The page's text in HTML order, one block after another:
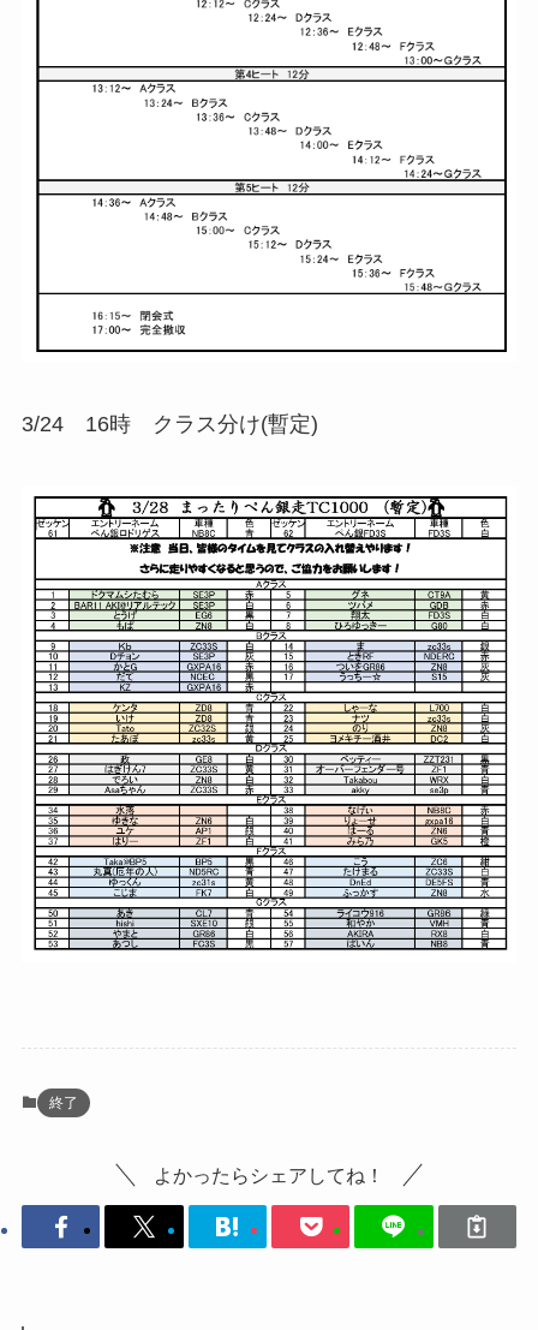
3/24 16時 クラス分け(暫定)
終了
よかったらシェアしてね！